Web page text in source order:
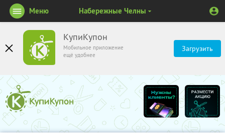
КупиКупон
Мобильное приложение
ещё удобнее
Загрузить
Меню Набережные Челны